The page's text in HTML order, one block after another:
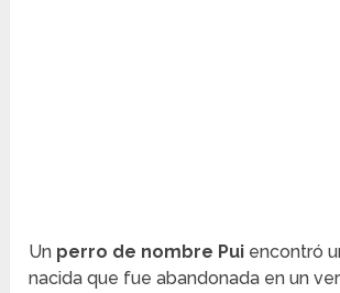
Un perro de nombre Pui encontró
nacida que fue abandonada en un